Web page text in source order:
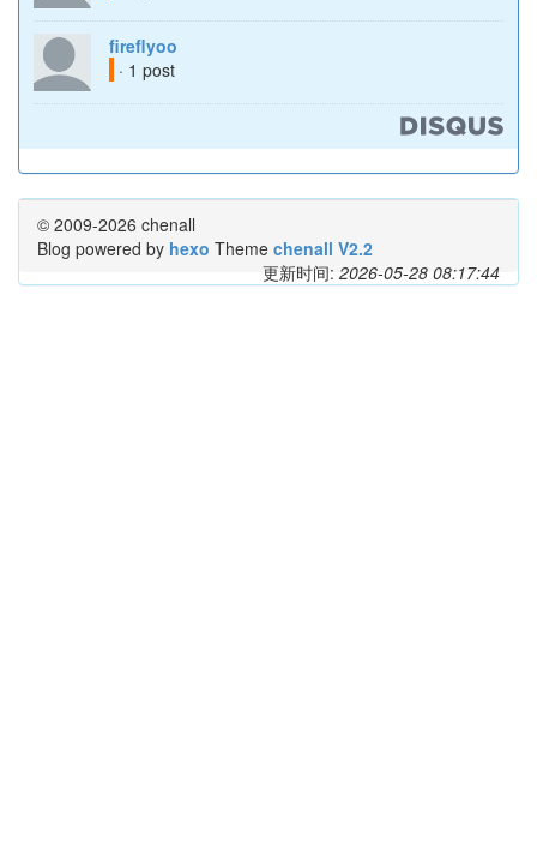
fireflyoo
· 1 post
© 2009-2026 chenall
Blog powered by hexo Theme chenall V2.2
更新时间: 2026-05-28 08:17:44